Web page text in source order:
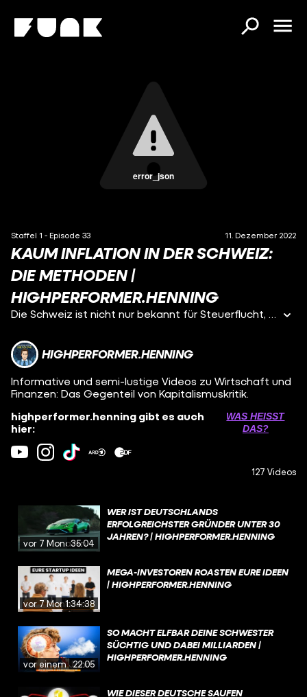
error_json
Staffel 1 - Episode 33 11. Dezember 2022
KAUM INFLATION IN DER SCHWEIZ:
DIE METHODEN |
HIGHPERFORMER.HENNING
Die Schweiz ist nicht nur bekannt für Steuerflucht, sondern auch seit Jahren für wenig Inflation! Das spricht für deinen jährlichen Winterurlaub in St. Moritz, denn wenig Inflation bedeutet, dass Schampus, Ski und Sportwagen für dich jährlich maximal 2% teurer werden. Und noch besser, die Schweiz schafft es sogar eine leichte Deflation zu haben, also wird der Schampus sogar etwas günstiger. Und damit sich das auch Normalos vorstellen können; für euch besteht der repräsentative Warenkorb zum Beispiel aus Miete, Energie und Versicherungen.
HIGHPERFORMER.HENNING
Informative und semi-lustige Videos zu Wirtschaft und
Finanzen: Das Gegenteil von Kapitalismuskritik.
highperformer.henning gibt es auch
hier:
WAS HEISST D
AS?
127 Videos
vor 7 Monaten
35:04
WER IST DEUTSCHLANDS
ERFOLGREICHSTER GRÜNDER UNTER 30
JAHREN? | HIGHPERFORMER.HENNING
vor 7 Monaten
1:34:38
MEGA-INVESTOREN ROASTEN EURE IDEEN
| HIGHPERFORMER.HENNING
vor einem Jahr
22:05
SO MACHT ELFBAR DEINE SCHWESTER
SÜCHTIG UND DABEI MILLIARDEN |
HIGHPERFORMER.HENNING
WIE DIESER DEUTSCHE SAUFEN